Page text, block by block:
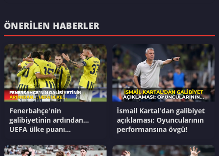
ÖNERILEN HABERLER
Fenerbahçe'nin
galibiyetinin ardından...
UEFA ülke puanı
İsmail Kartal'dan galibiyet
açıklaması: Oyuncularının
performansına övgü!